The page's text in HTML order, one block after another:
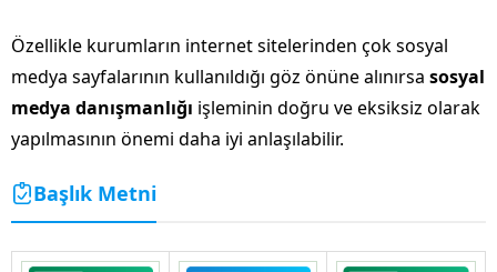
Özellikle kurumların internet sitelerinden çok sosyal
medya sayfalarının kullanıldığı göz önüne alınırsa sosyal
medya danışmanlığı işleminin doğru ve eksiksiz olarak
yapılmasının önemi daha iyi anlaşılabilir.
Başlık Metni